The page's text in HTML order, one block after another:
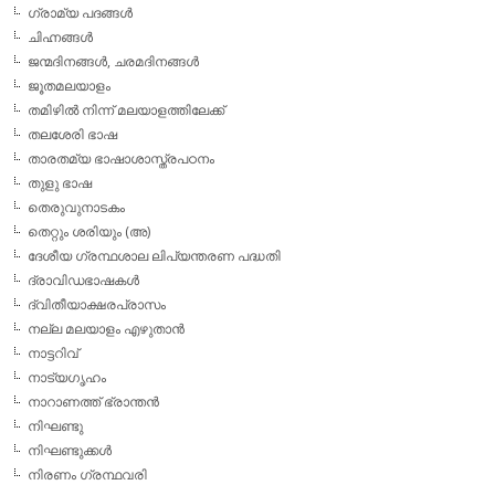
ഗ്രാമ്യ പദങ്ങള്‍
ചിഹ്നങ്ങള്‍
ജന്മദിനങ്ങള്‍, ചരമദിനങ്ങള്‍
ജൂതമലയാളം
തമിഴില്‍ നിന്ന് മലയാളത്തിലേക്ക്
തലശേരി ഭാഷ
താരതമ്യ ഭാഷാശാസ്ത്രപഠനം
തുളു ഭാഷ
തെരുവുനാടകം
തെറ്റും ശരിയും (അ)
ദേശീയ ഗ്രന്ഥശാല ലിപ്യന്തരണ പദ്ധതി
ദ്രാവിഡഭാഷകള്‍
ദ്വിതീയാക്ഷരപ്രാസം
നല്ല മലയാളം എഴുതാന്‍
നാട്ടറിവ്
നാട്യഗൃഹം
നാറാണത്ത് ഭ്രാന്തന്‍
നിഘണ്ടു
നിഘണ്ടുക്കള്‍
നിരണം ഗ്രന്ഥവരി